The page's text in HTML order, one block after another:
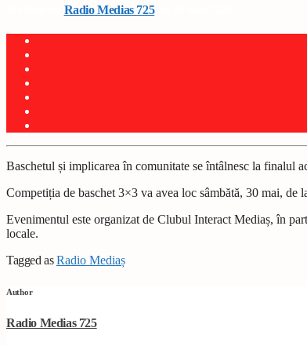
Radio Medias 725on 29 mai 2026
Baschetul și implicarea în comunitate se întâlnesc la finalul
Competiția de baschet 3×3 va avea loc sâmbătă, 30 mai,
Evenimentul este organizat de Clubul Interact Mediaș, în
locale.
Tagged asRadio Mediaș
Author
Radio Medias 725